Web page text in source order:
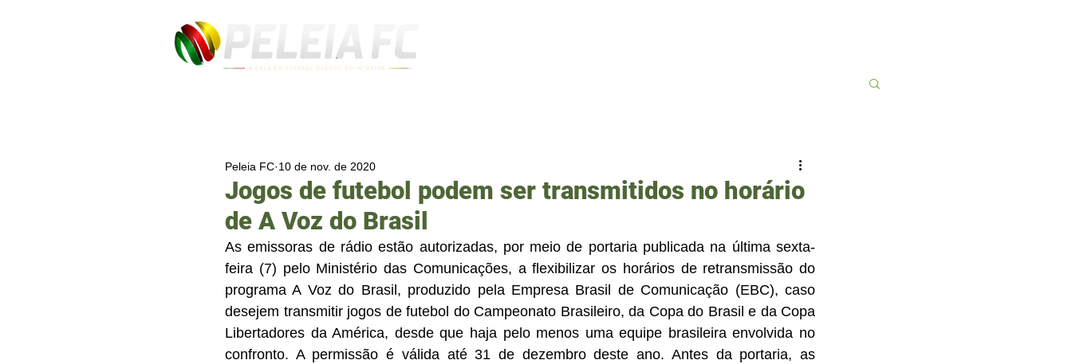
Jogos de futebol podem ser transmitidos no horário
de A Voz do Brasil
Peleia FC 10 de nov. de 2020
As emissoras de rádio estão autorizadas, por meio de portaria publicada na última sexta-
feira (7) pelo Ministério das Comunicações, a flexibilizar os horários de retransmissão do
programa A Voz do Brasil, produzido pela Empresa Brasil de Comunicação (EBC), caso
desejem transmitir jogos de futebol do Campeonato Brasileiro, da Copa do Brasil e da Copa
Libertadores da América, desde que haja pelo menos uma equipe brasileira envolvida no
confronto. A permissão é válida até 31 de dezembro deste ano. Antes da portaria, as